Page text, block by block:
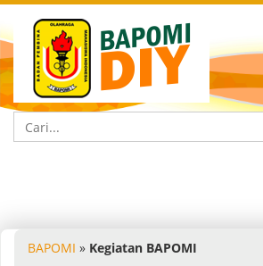
BAPOMI » Kegiatan BAPOMI